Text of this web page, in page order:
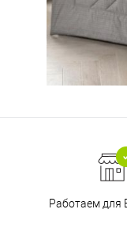
Работаем для